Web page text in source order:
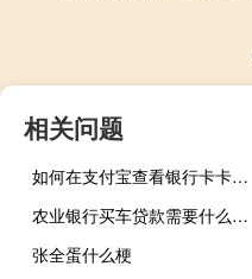
相关问题
如何在支付宝查看银行卡卡号（支付宝查看银行卡卡号）
农业银行买车贷款需要什么条件（请问农业银行贷款买车流程是什么）
张全蛋什么梗